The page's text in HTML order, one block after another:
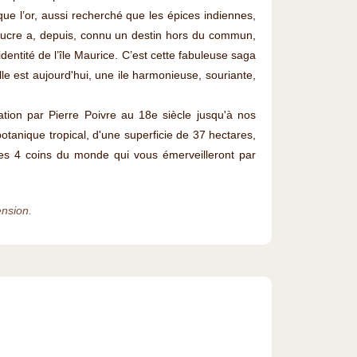
l’or, aussi recherché que les épices indiennes,
a, depuis, connu un destin hors du commun,
de l’île Maurice. C’est cette fabuleuse saga
est aujourd'hui, une ile harmonieuse, souriante,
par Pierre Poivre au 18e siècle jusqu'à nos
tropical, d'une superficie de 37 hectares,
4 coins du monde qui vous émerveilleront par